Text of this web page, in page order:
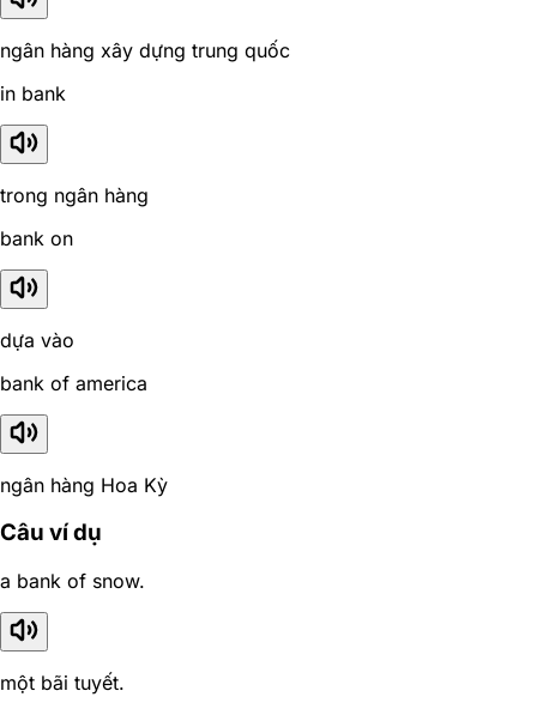
ngân hàng xây dựng trung quốc
in bank
trong ngân hàng
bank on
dựa vào
bank of america
ngân hàng Hoa Kỳ
Câu ví dụ
a bank of snow.
một bãi tuyết.